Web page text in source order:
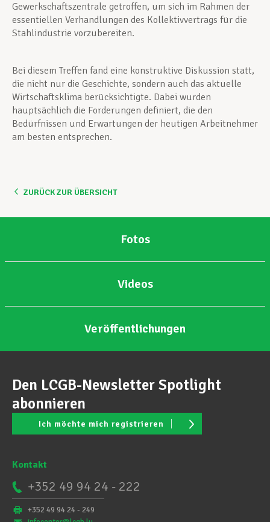
Gewerkschaftszentrale getroffen, um sich im Rahmen der
essentiellen Verhandlungen des Kollektivvertrags für die
Stahlindustrie vorzubereiten.
Bei diesem Treffen fand eine konstruktive Diskussion statt,
die nicht nur die Geschichte, sondern auch das aktuelle
Wirtschaftsklima berücksichtigte. Dabei wurden
hauptsächlich die Forderungen definiert, die den
Bedürfnissen und Erwartungen der heutigen Arbeitnehmer
am besten entsprechen.
ZURÜCK ZUR ÜBERSICHT
Fotos
Videos
Veröffentlichungen
Den LCGB-Newsletter Spotlight
abonnieren
Ich möchte mich registrieren
Kontakt
+352 49 94 24 - 222
+352 49 94 24 - 249